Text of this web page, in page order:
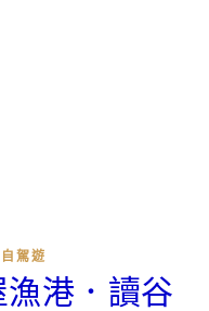
駕遊
港．讀谷